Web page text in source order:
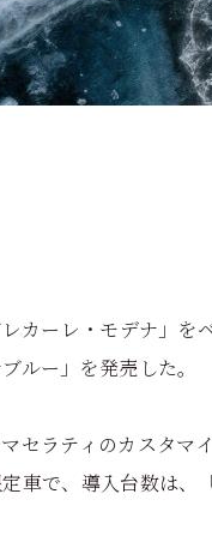
カーレ・モデナ」を
ルー」を発売した。
セラティのカスタマ
車で、導入台数は